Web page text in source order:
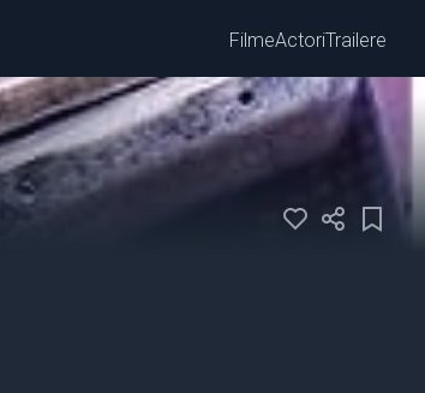
FilmeActoriTrailere